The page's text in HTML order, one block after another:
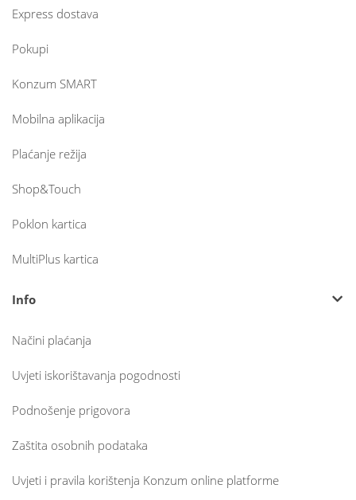
Express dostava
Pokupi
Konzum SMART
Mobilna aplikacija
Plaćanje režija
Shop&Touch
Poklon kartica
MultiPlus kartica
Info
Načini plaćanja
Uvjeti iskorištavanja pogodnosti
Podnošenje prigovora
Zaštita osobnih podataka
Uvjeti i pravila korištenja Konzum online platforme